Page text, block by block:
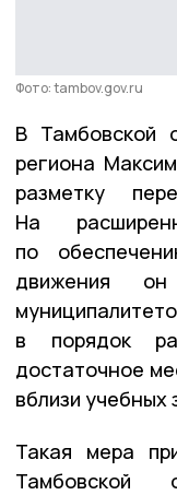
Фото: tambov.gov.ru
В Тамбовской
региона
разметку
На
по
движения он
в порядок
достаточное
вблизи учебных
Такая мера